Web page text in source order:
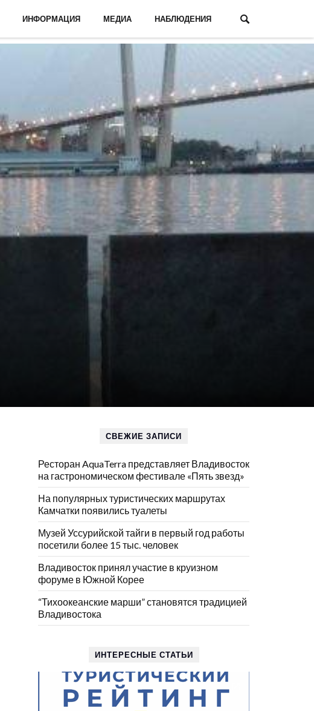
ИНФОРМАЦИЯ МЕДИА НАБЛЮДЕНИЯ
СВЕЖИЕ ЗАПИСИ
Ресторан AquaTerra представляет Владивосток
на гастрономическом фестивале «Пять звезд»
На популярных туристических маршрутах
Камчатки появились туалеты
Музей Уссурийской тайги в первый год работы
посетили более 15 тыс. человек
Владивосток принял участие в круизном
форуме в Южной Корее
“Тихоокеанские марши” становятся традицией
Владивостока
ИНТЕРЕСНЫЕ СТАТЬИ